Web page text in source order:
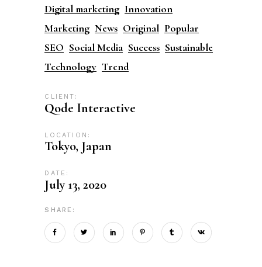
Digital marketing Innovation
Marketing News Original Popular
SEO Social Media Success Sustainable
Technology Trend
CLIENT:
Qode Interactive
LOCATION:
Tokyo, Japan
DATE:
July 13, 2020
SHARE: